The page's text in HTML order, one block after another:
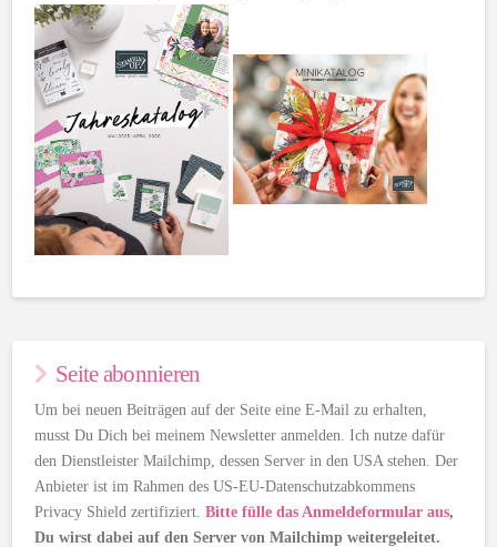
Seite abonnieren
Um bei neuen Beiträgen auf der Seite eine E-Mail zu erhalten,
musst Du Dich bei meinem Newsletter anmelden. Ich nutze dafür
den Dienstleister Mailchimp, dessen Server in den USA stehen. Der
Anbieter ist im Rahmen des US-EU-Datenschutzabkommens
Privacy Shield zertifiziert.Bitte fülle das Anmeldeformular aus,
Du wirst dabei auf den Server von Mailchimp weitergeleitet.